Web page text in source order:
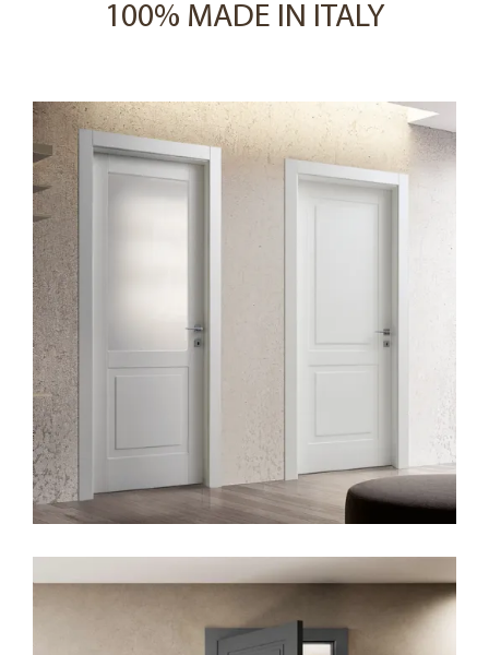
100% MADE IN ITALY